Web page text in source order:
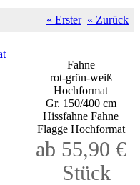
« Erster « Zurück
Fahne
rot-grün-weiß
Hochformat
Gr. 150/400 cm
Hissfahne Fahne
Flagge Hochformat
ab 55,90 €
Stück